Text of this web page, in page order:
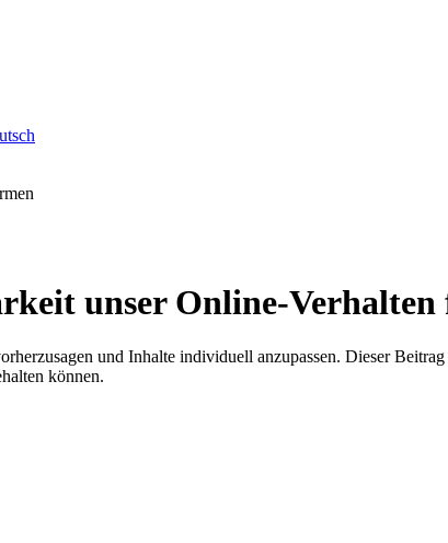
unser Online-Verhalten
und Inhalte individuell anzupassen. Dieser
können.